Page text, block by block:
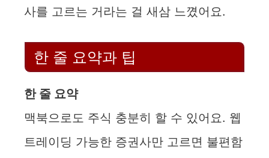
사를 고르는 거라는 걸 새삼 느꼈어요.
한 줄 요약과 팁
한 줄 요약
맥북으로도 주식 충분히 할 수 있어요. 웹
트레이딩 가능한 증권사만 고르면 불편함